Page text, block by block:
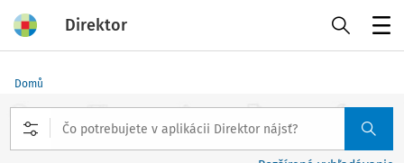
Direktor
Domů